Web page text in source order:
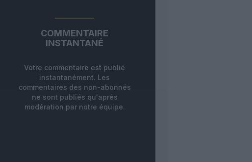
COMMENTAIRE
INSTANTANÉ
Votre commentaire est publié
instantanément. Les
commentaires des non-abonnés
ne sont publiés qu'après
modération par notre équipe.